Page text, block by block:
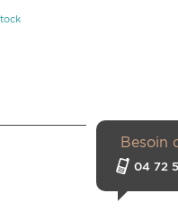
Besoin
04 72